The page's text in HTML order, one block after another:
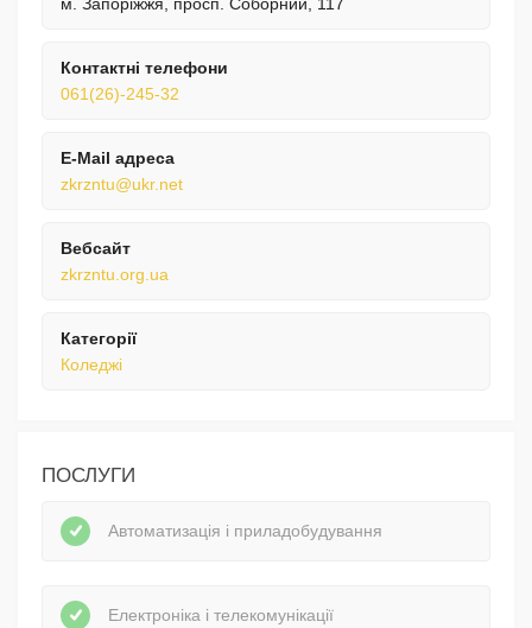
Контактні телефони
061(26)-245-32
E-Mail адреса
zkrzntu@ukr.net
Вебсайт
zkrzntu.org.ua
Категорії
Коледжі
ПОСЛУГИ
Автоматизація і приладобудування
Електроніка і телекомунікації